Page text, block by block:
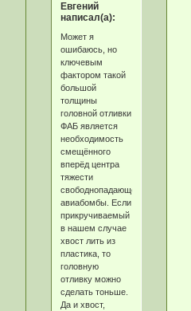
Eвгeний
написал(а):
Может я
ошибаюсь, но
ключевым
фактором такой
большой
толщины
головной отливки
ФАБ является
необходимость
смещённого
вперёд центра
тяжести
свободнопадающей
авиабомбы. Если
прикручиваемый
в нашем случае
хвост лить из
пластика, то
головную
отливку можно
сделать тоньше.
Да и хвост,